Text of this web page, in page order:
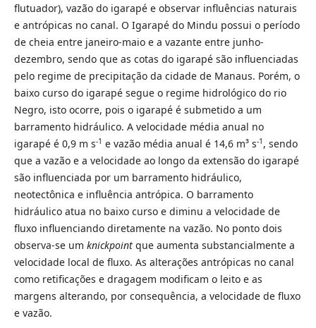
flutuador), vazão do igarapé e observar influências naturais
e antrópicas no canal. O Igarapé do Mindu possui o período
de cheia entre janeiro-maio e a vazante entre junho-
dezembro, sendo que as cotas do igarapé são influenciadas
pelo regime de precipitação da cidade de Manaus. Porém, o
baixo curso do igarapé segue o regime hidrológico do rio
Negro, isto ocorre, pois o igarapé é submetido a um
barramento hidráulico. A velocidade média anual no
igarapé é 0,9 m s-1 e vazão média anual é 14,6 m³ s-1 , sendo
que a vazão e a velocidade ao longo da extensão do igarapé
são influenciada por um barramento hidráulico,
neotectônica e influência antrópica. O barramento
hidráulico atua no baixo curso e diminu a velocidade de
fluxo influenciando diretamente na vazão. No ponto dois
observa-se um knickpoint que aumenta substancialmente a
velocidade local de fluxo. As alterações antrópicas no canal
como retificações e dragagem modificam o leito e as
margens alterando, por consequência, a velocidade de fluxo
e vazão.